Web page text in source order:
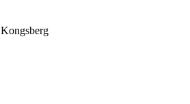
Kongsberg